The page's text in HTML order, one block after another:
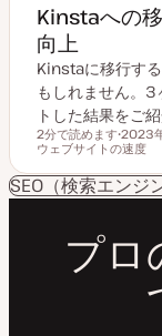
Kinstaへの
向上
Kinstaに移行す
もしれません。
トした結果をご
読むのにかかる時間
2分で読めます
更
日
2023
ウェブサイトの速度
SEO（検索エンジ